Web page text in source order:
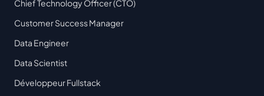
Chief Technology Officer (CTO)
Customer Success Manager
Data Engineer
Data Scientist
Développeur Fullstack